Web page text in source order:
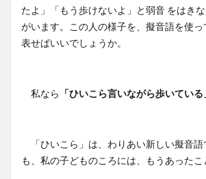
たよ」「もう歩けないよ」と弱音 をはき
がいます。この人の様子を、擬音語を使っ
表せばいいでしょうか。
私なら 「ひいこら言いながら歩いている
「ひいこら」は、わりあい新しい擬音語
も、私の子どものころには、もうあったこ